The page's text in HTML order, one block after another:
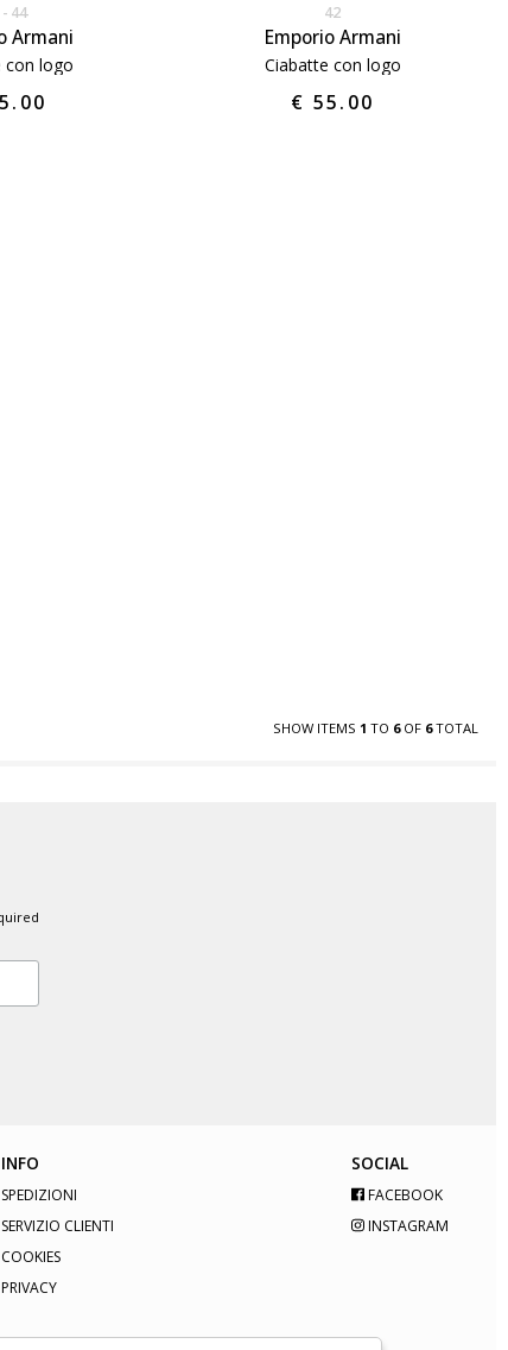
44
Armani
con logo
42
Emporio Armani
Ciabatte con logo
€ 55.00
SHOW ITEMS 1 TO 6OF 6TOTAL
INFO
SPEDIZIONI
SERVIZIO CLIENTI
COOKIES
PRIVACY
SOCIAL
FACEBOOK
INSTAGRAM